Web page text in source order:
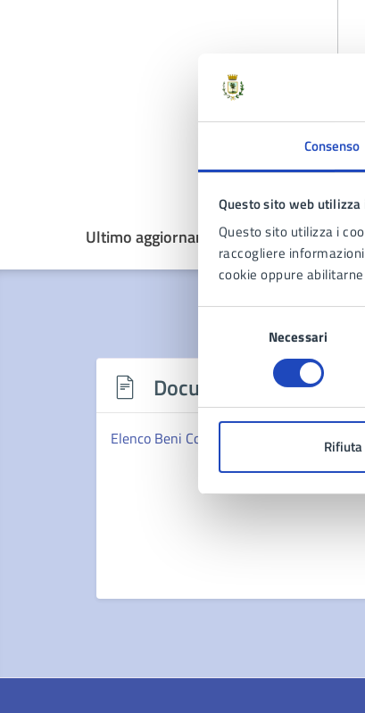
Consenso
Questo sito web utilizza
Questo sito utilizza i
raccogliere
cookie oppure
consenso
Necessari
Rifiuta
Ultimo aggiornamento:20/05/2025,
Documenti
Elenco Beni Confiscati